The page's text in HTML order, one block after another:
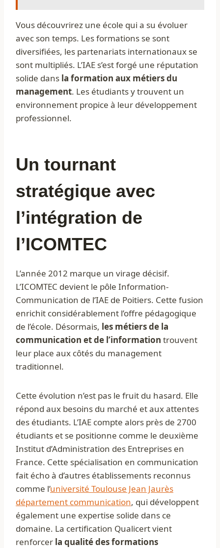
Vous découvrirez une école qui a su évoluer
avec son temps. Les formations se sont
diversifiées, les partenariats internationaux se
sont multipliés. L’IAE s’est forgé une réputation
solide dans la formation aux métiers du
management. Les étudiants y trouvent un
environnement propice à leur développement
professionnel.
Un tournant
stratégique avec
l’intégration de
l’ICOMTEC
L’année 2012 marque un virage décisif.
L’ICOMTEC devient le pôle Information-
Communication de l’IAE de Poitiers. Cette fusion
enrichit considérablement l’offre pédagogique
de l’école. Désormais, les métiers de la
communication et de l’information trouvent
leur place aux côtés du management
traditionnel.
Cette évolution n’est pas le fruit du hasard. Elle
répond aux besoins du marché et aux attentes
des étudiants. L’IAE compte alors près de 2700
étudiants et se positionne comme le deuxième
Institut d’Administration des Entreprises en
France. Cette spécialisation en communication
fait écho à d’autres établissements reconnus
comme l’université Toulouse Jean Jaurès
département communication, qui développent
également une expertise solide dans ce
domaine. La certification Qualicert vient
renforcer la qualité des formations